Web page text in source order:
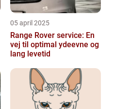
05 april 2025
Range Rover service: En
vej til optimal ydeevne og
lang levetid